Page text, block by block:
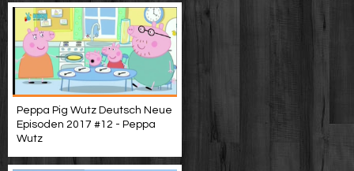
Peppa Pig Wutz Deutsch Neue
Episoden 2017 #12 - Peppa
Wutz